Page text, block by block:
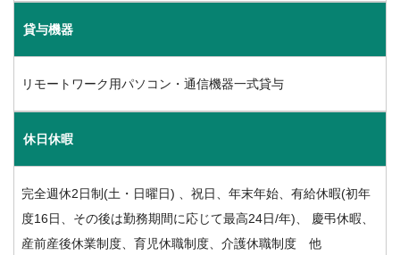
貸与機器
リモートワーク用パソコン・通信機器一式貸与
休日休暇
完全週休2日制(土・日曜日) 、祝日、年末年始、有給休暇(初年
度16日、その後は勤務期間に応じて最高24日/年)、
慶弔休暇、
産前産後休業制度、育児休職制度、介護休職制度 他